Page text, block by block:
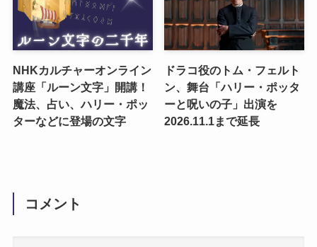
NHKカルチャーオンライン
講座「ルーン文字」開講！
魔法、占い、ハリー・ポッ
ターなどに登場の文字
ドラコ役のトム・フェルト
ン、舞台「ハリー・ポッタ
ーと呪いの子」出演を
2026.11.1まで延長
コメント